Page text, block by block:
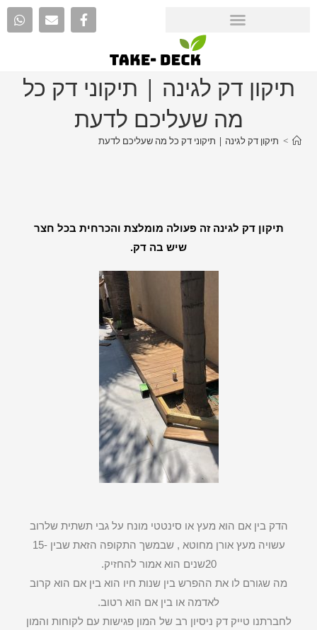
תיקון דק לגינה | תיקוני דק כל
מה שעליכם לדעת
> תיקון דק לגינה | תיקוני דק כל מה שעליכם לדעת
תיקון דק לגינה זה פעולה מומלצת והכרחית בכל חצר
שיש בה דק.
הדק בין אם הוא מעץ או סינטטי מונח על גבי תשתית שלרוב
עשויה מעץ אורן מחוטא , שבמשך התקופה הזאת שבין 15-
20שנים הוא אמור להחזיק.
מה שגורם לו את ההפרש בין שנות חיו הוא בין אם הוא קרוב
לאדמה או בין אם הוא רטוב.
לחברתנו טייק דק ניסיון רב של המון פגישות עם לקוחות והמון